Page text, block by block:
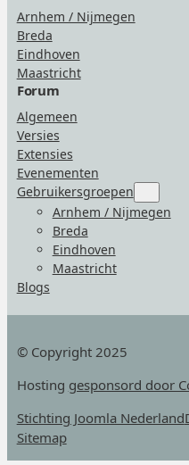
Arnhem / Nijmegen
Breda
Eindhoven
Maastricht
Forum
Algemeen
Versies
Extensies
Evenementen
Gebruikersgroepen
for
Arnhem / Nijmegen
Breda
Eindhoven
Maastricht
Blogs
© Copyright 2025
Hosting gesponsord door
Stichting Joomla Nederland
Sitemap